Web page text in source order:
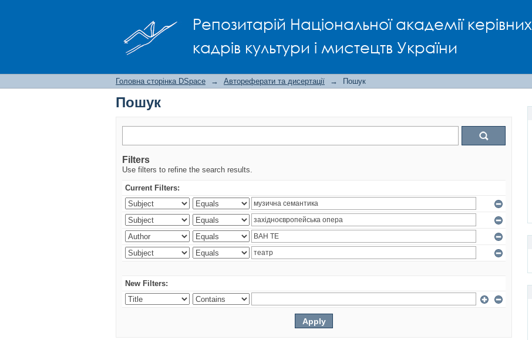
Репозитарій Національної академії керівних
кадрів культури і мистецтв України
Головна сторінка DSpace → Автореферати та дисертації → Пошук
Пошук
Filters
Use filters to refine the search results.
Current Filters:
New Filters: